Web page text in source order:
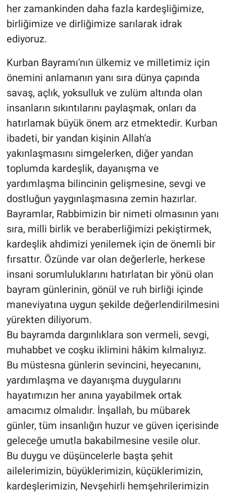
her zamankinden daha fazla kardeşliğimize,
birliğimize ve dirliğimize sarılarak idrak
ediyoruz.
Kurban Bayramı'nın ülkemiz ve milletimiz için
önemini anlamanın yanı sıra dünya çapında
savaş, açlık, yoksulluk ve zulüm altında olan
insanların sıkıntılarını paylaşmak, onları da
hatırlamak büyük önem arz etmektedir. Kurban
ibadeti, bir yandan kişinin Allah'a
yakınlaşmasını simgelerken, diğer yandan
toplumda kardeşlik, dayanışma ve
yardımlaşma bilincinin gelişmesine, sevgi ve
dostluğun yaygınlaşmasına zemin hazırlar.
Bayramlar, Rabbimizin bir nimeti olmasının yanı
sıra, milli birlik ve beraberliğimizi pekiştirmek,
kardeşlik ahdimizi yenilemek için de önemli bir
fırsattır. Özünde var olan değerlerle, herkese
insani sorumluluklarını hatırlatan bir yönü olan
bayram günlerinin, gönül ve ruh birliği içinde
maneviyatına uygun şekilde değerlendirilmesini
yürekten diliyorum.
Bu bayramda dargınlıklara son vermeli, sevgi,
muhabbet ve coşku iklimini hâkim kılmalıyız.
Bu müstesna günlerin sevincini, heyecanını,
yardımlaşma ve dayanışma duygularını
hayatımızın her anına yayabilmek ortak
amacımız olmalıdır. İnşallah, bu mübarek
günler, tüm insanlığın huzur ve güven içerisinde
geleceğe umutla bakabilmesine vesile olur.
Bu duygu ve düşüncelerle başta şehit
ailelerimizin, büyüklerimizin, küçüklerimizin,
kardeşlerimizin, Nevşehirli hemşehrilerimizin